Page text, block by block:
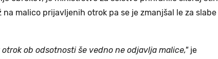
na malico prijavljenih otrok pa se je zmanjšal le za slabe
ob odsotnosti še vedno ne odjavlja malice,"je